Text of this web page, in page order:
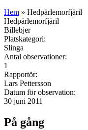
Hem » Hedpärlemorfjäril
Hedpärlemorfjäril
Billebjer
Platskategori:
Slinga
Antal observationer:
1
Rapportör:
Lars Pettersson
Datum för observation:
30 juni 2011
På gång